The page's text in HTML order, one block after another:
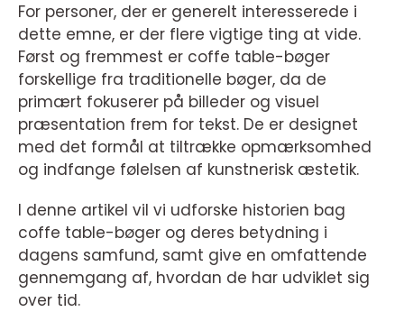
For personer, der er generelt interesserede i
dette emne, er der flere vigtige ting at vide.
Først og fremmest er coffe table-bøger
forskellige fra traditionelle bøger, da de
primært fokuserer på billeder og visuel
præsentation frem for tekst. De er designet
med det formål at tiltrække opmærksomhed
og indfange følelsen af kunstnerisk æstetik.
I denne artikel vil vi udforske historien bag
coffe table-bøger og deres betydning i
dagens samfund, samt give en omfattende
gennemgang af, hvordan de har udviklet sig
over tid.